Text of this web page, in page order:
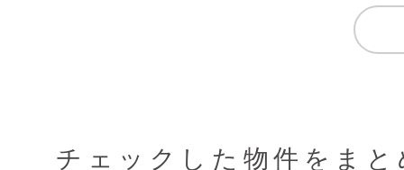
チェックした物件をまと